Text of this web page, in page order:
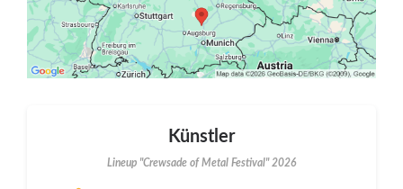
Künstler
Lineup "Crewsade of Metal Festival" 2026